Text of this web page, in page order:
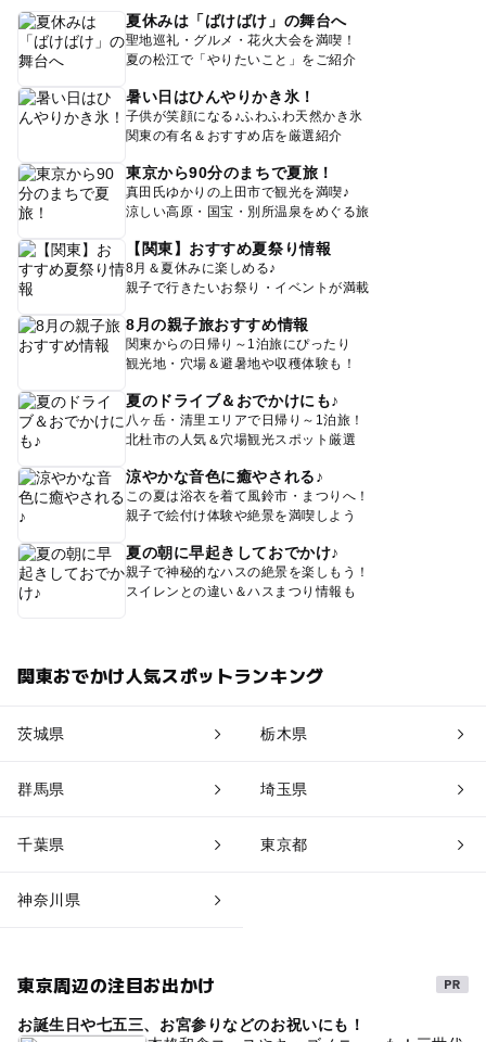
夏休みは「ばけばけ」の舞台へ
聖地巡礼・グルメ・花火大会を満喫！
夏の松江で「やりたいこと」をご紹介
暑い日はひんやりかき氷！
子供が笑顔になる♪ふわふわ天然かき氷
関東の有名＆おすすめ店を厳選紹介
東京から90分のまちで夏旅！
真田氏ゆかりの上田市で観光を満喫♪
涼しい高原・国宝・別所温泉をめぐる旅
【関東】おすすめ夏祭り情報
8月＆夏休みに楽しめる♪
親子で行きたいお祭り・イベントが満載
8月の親子旅おすすめ情報
関東からの日帰り～1泊旅にぴったり
観光地・穴場＆避暑地や収穫体験も！
夏のドライブ＆おでかけにも♪
八ヶ岳・清里エリアで日帰り～1泊旅！
北杜市の人気＆穴場観光スポット厳選
涼やかな音色に癒やされる♪
この夏は浴衣を着て風鈴市・まつりへ！
親子で絵付け体験や絶景を満喫しよう
夏の朝に早起きしておでかけ♪
親子で神秘的なハスの絶景を楽しもう！
スイレンとの違い＆ハスまつり情報も
関東おでかけ人気スポットランキング
茨城県 栃木県
群馬県 埼玉県
千葉県 東京都
神奈川県
東京周辺の注目お出かけ
お誕生日や七五三、お宮参りなどのお祝いにも！